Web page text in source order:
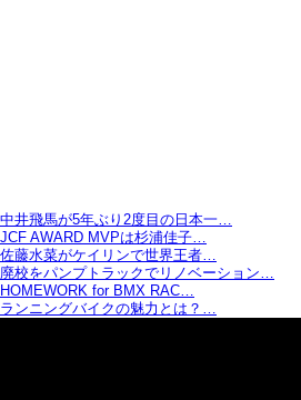
中井飛馬が5年ぶり2度目の日本一…
JCF AWARD MVPは杉浦佳子…
佐藤水菜がケイリンで世界王者…
廃校をパンプトラックでリノベーション…
HOMEWORK for BMX RAC…
ランニングバイクの魅力とは？…